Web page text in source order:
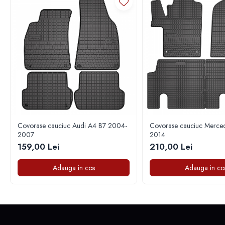
Capace r15 Ford
Capace r15 Hyundai
Capace r15 Kia
Capace r15 Mazda
Capace r15 Mercedes-Benz
Capace r15 Mitsubishi
Capace r15 Nissan
Capace r15 Opel
Capace r15 Seat
Capace r15 Skoda
Capace r15 Toyota
Capace roti marimea 16'
Covorase cauciuc Audi A4 B7 2004-
2007
159,00 Lei
Adauga in cos
Covorase cauciuc
2014
210,00 Lei
Adauga in